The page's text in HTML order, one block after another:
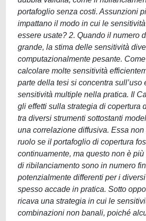
portafoglio senza costi. Assunzioni
impattano il modo in cui le
essere usate? 2. Quando il numero
grande, la stima delle sensitività
computazionalmente pesante.
calcolare molte sensitività
parte della tesi si concentra sull’uso
sensitività multiple nella pratica. Il
gli effetti sulla strategia di copertura
tra diversi strumenti sottostanti
una correlazione diffusiva. Essa
ruolo se il portafoglio di copertura
continuamente, ma questo non è
di ribilanciamento sono in numero
potenzialmente differenti per i
spesso accade in pratica. Sotto
ricava una strategia in cui le
combinazioni non banali, poiché